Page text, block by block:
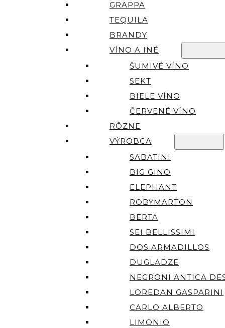
GRAPPA
TEQUILA
BRANDY
VÍNO A INÉ
ŠUMIVÉ VÍNO
SEKT
BIELE VÍNO
ČERVENÉ VÍNO
RÔZNE
VÝROBCA
SABATINI
BIG GINO
ELEPHANT
ROBYMARTON
BERTA
SEI BELLISSIMI
DOS ARMADILLOS
DUGLADZE
NEGRONI ANTICA
LOREDAN GASPARINI
CARLO ALBERTO
LIMONIO